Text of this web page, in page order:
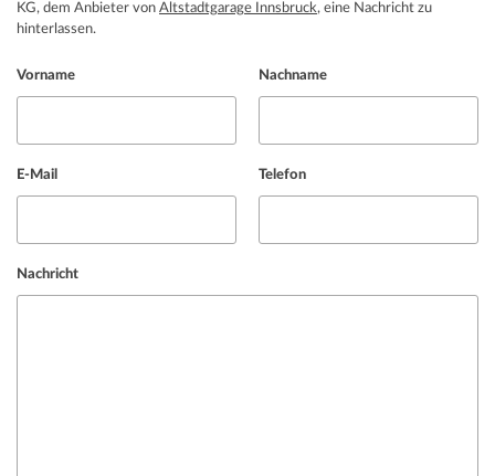
KG, dem Anbieter von Altstadtgarage Innsbruck, eine Nachricht zu
hinterlassen.
Vorname Nachname
E-Mail Telefon
Nachricht